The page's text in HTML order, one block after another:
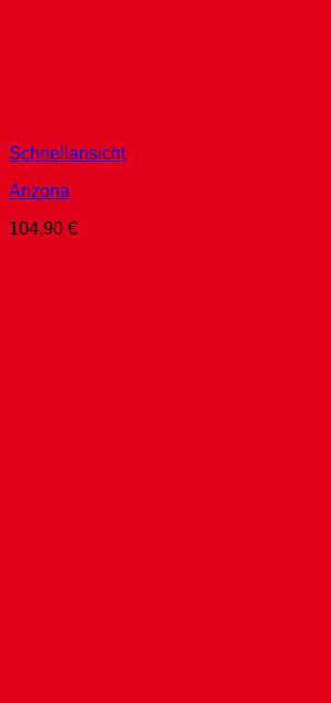
Schnellansicht
Arizona
104,90 €